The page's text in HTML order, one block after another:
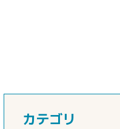
カテゴリ